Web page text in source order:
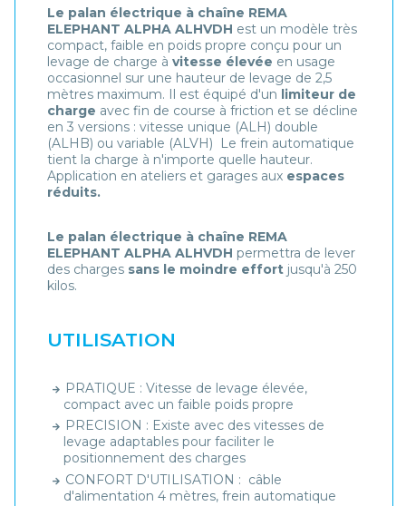
Le palan électrique à chaîne REMA
ELEPHANT ALPHA ALHVDH est un modèle très
compact, faible en poids propre conçu pour un
levage de charge à vitesse élevée en usage
occasionnel sur une hauteur de levage de 2,5
mètres maximum. Il est équipé d'un limiteur de
charge avec fin de course à friction et se décline
en 3 versions : vitesse unique (ALH) double
(ALHB) ou variable (ALVH) Le frein automatique
tient la charge à n'importe quelle hauteur.
Application en ateliers et garages aux espaces
réduits.
Le palan électrique à chaîne REMA
ELEPHANT ALPHA ALHVDH permettra de lever
des charges sans le moindre effort jusqu'à 250
kilos.
UTILISATION
PRATIQUE : Vitesse de levage élevée,
compact avec un faible poids propre
PRECISION : Existe avec des vitesses de
levage adaptables pour faciliter le
positionnement des charges
CONFORT D'UTILISATION : câble
d'alimentation 4 mètres, frein automatique